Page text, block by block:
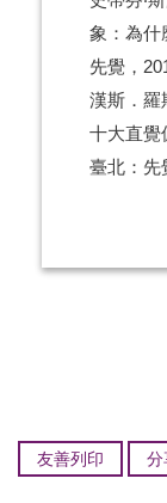
象：為什
先覺，
漢斯．羅
十大直覺
臺北：先
友善列印 分